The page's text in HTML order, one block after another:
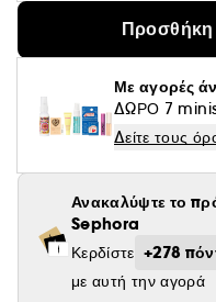
Προσθήκη
Με αγορές
ΔΩΡΟ 7
Δείτε τους
Ανακαλύψτε το
Sephora
Κερδίστε +278
με αυτή την αγορά